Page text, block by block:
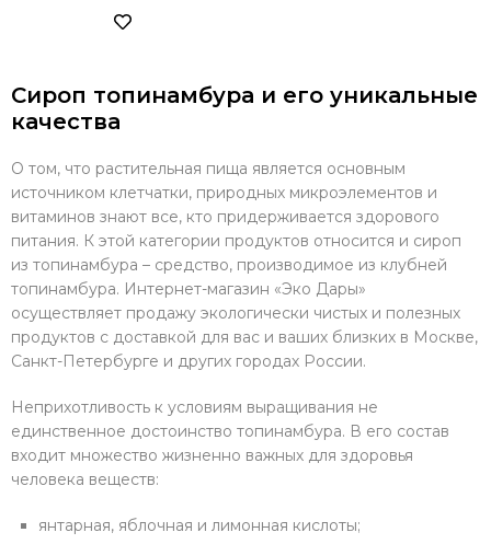
Сироп топинамбура и его уникальные
качества
О том, что растительная пища является основным
источником клетчатки, природных микроэлементов и
витаминов знают все, кто придерживается здорового
питания. К этой категории продуктов относится и сироп
из топинамбура – средство, производимое из клубней
топинамбура. Интернет-магазин «Эко Дары»
осуществляет продажу экологически чистых и полезных
продуктов с доставкой для вас и ваших близких в Москве,
Санкт-Петербурге и других городах России.
Неприхотливость к условиям выращивания не
единственное достоинство топинамбура. В его состав
входит множество жизненно важных для здоровья
человека веществ:
янтарная, яблочная и лимонная кислоты;